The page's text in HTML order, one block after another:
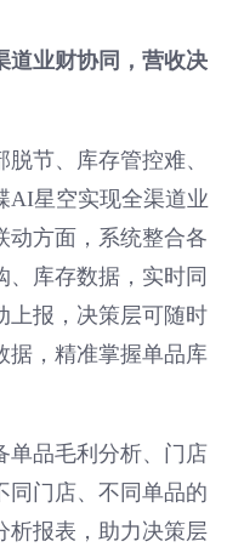
道业财协同，营收决
节、库存管控难、
AI星空实现全渠道业
动方面，系统整合各
、库存数据，实时同
上报，决策层可随时
据，精准掌握单品库
单品毛利分析、门店
同门店、不同单品的
析报表，助力决策层